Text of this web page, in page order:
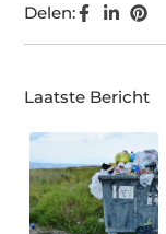
Delen:
Laatste Bericht